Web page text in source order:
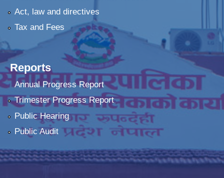
Act, law and directives
Tax and Fees
Reports
Annual Progress Report
Trimester Progress Report
Public Hearing
Public Audit